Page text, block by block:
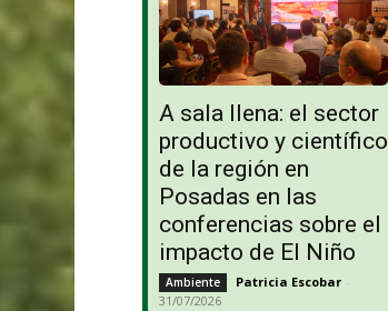
A sala llena: el sector
productivo y científico
de la región en
Posadas en las
conferencias sobre el
impacto de El Niño
Ambiente Patricia Escobar -
31/07/2026